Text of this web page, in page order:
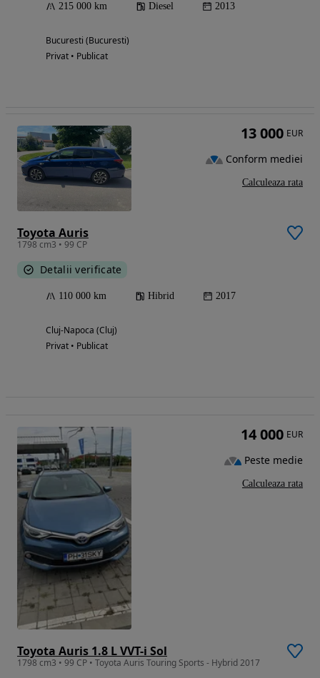
215 000 km Diesel 2013
Bucuresti (Bucuresti)
Privat • Publicat
Toyota Auris
1798 cm3 • 99 CP
Detalii verificate
110 000 km Hibrid 2017
Cluj-Napoca (Cluj)
Privat • Publicat
13 000 EUR
Conform mediei
Calculeaza rata
Toyota Auris 1.8 L VVT-i Sol
1798 cm3 • 99 CP • Toyota Auris Touring Sports - Hybrid 2017
14 000 EUR
Peste medie
Calculeaza rata